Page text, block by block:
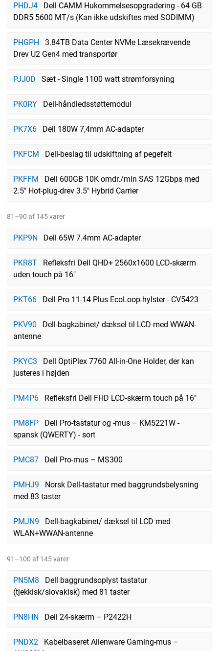
PHDJ4
Dell CAMM Hukommelsesopgradering - 64 GB
DDR5 5600 MT/s (Kan ikke udskiftes med SODIMM)
PHGPH
3.84TB Data Center NVMe Læsekrævende
Drev U2 Gen4 med transportør
PJJ0D Sæt - Single 1100 watt strømforsyning
PK0RY Dell-håndledsstøttemodul
PK7X6 Dell 180W 7,4mm AC-adapter
PKFCM Dell-beslag til udskiftning af pegefelt
PKFFM
Dell 600GB 10K omdr./min SAS 12Gbps med
2.5" Hot-plug-drev 3.5" Hybrid Carrier
81–90 af 145 varer
PKP9N Dell 65W 7.4mm AC-adapter
PKR8T
Refleksfri Dell QHD+ 2560x1600 LCD-skærm
uden touch på 16"
PKT66 Dell Pro 11-14 Plus EcoLoop-hylster - CV5423
PKV90
Dell-bagkabinet/ dæksel til LCD med WWAN-
antenne
PKYC3
Dell OptiPlex 7760 All-in-One Holder, der kan
justeres i højden
PM4P6 Refleksfri Dell FHD LCD-skærm touch på 16"
PM8FP
Dell Pro-tastatur og -mus – KM5221W -
spansk (QWERTY) - sort
PMC87 Dell Pro-mus – MS300
PMHJ9
Norsk Dell-tastatur med baggrundsbelysning
med 83 taster
PMJN9
Dell-bagkabinet/ dæksel til LCD med
WLAN+WWAN-antenne
91–100 af 145 varer
PN5M8
Dell baggrundsoplyst tastatur
(tjekkisk/slovakisk) med 81 taster
PN8HN Dell 24-skærm – P2422H
PNDX2
Kabelbaseret Alienware Gaming-mus –